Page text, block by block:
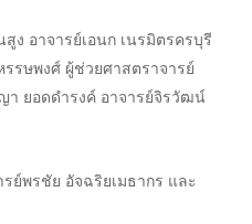
ง อาจารย์เอนก เนรมิตรครบุรี
รษพงศ์ ผู้ช่วยศาสตราจารย์
า ยอดดำรงค์ อาจารย์จิรวัฒน์
ย์พรชัย อัจฉริยเมธากร และ